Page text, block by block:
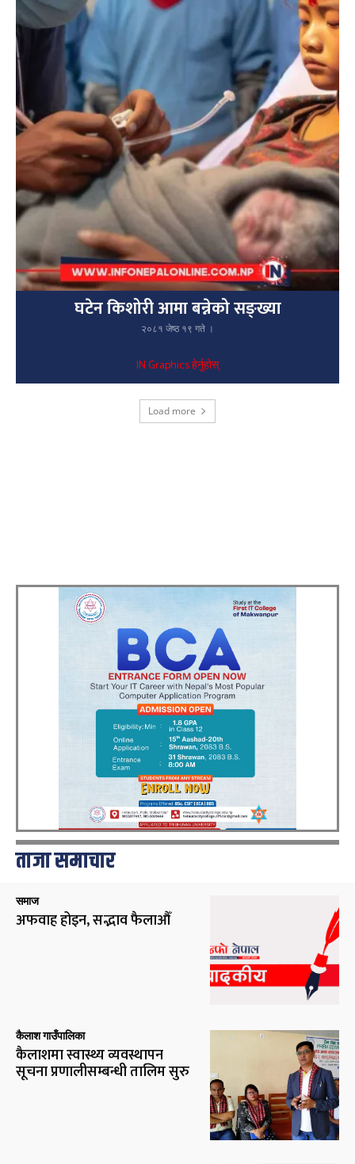
घटेन किशोरी आमा बन्नेको सङ्ख्या
२०८१ जेष्ठ १९ गते ।
IN Graphics हेर्नुहोस्
Load more
ताजा समाचार
समाज
अफवाह होइन, सद्भाव फैलाऔँ
कैलाश गाउँपालिका
कैलाशमा स्वास्थ्य व्यवस्थापन
सूचना प्रणालीसम्बन्धी तालिम सुरु